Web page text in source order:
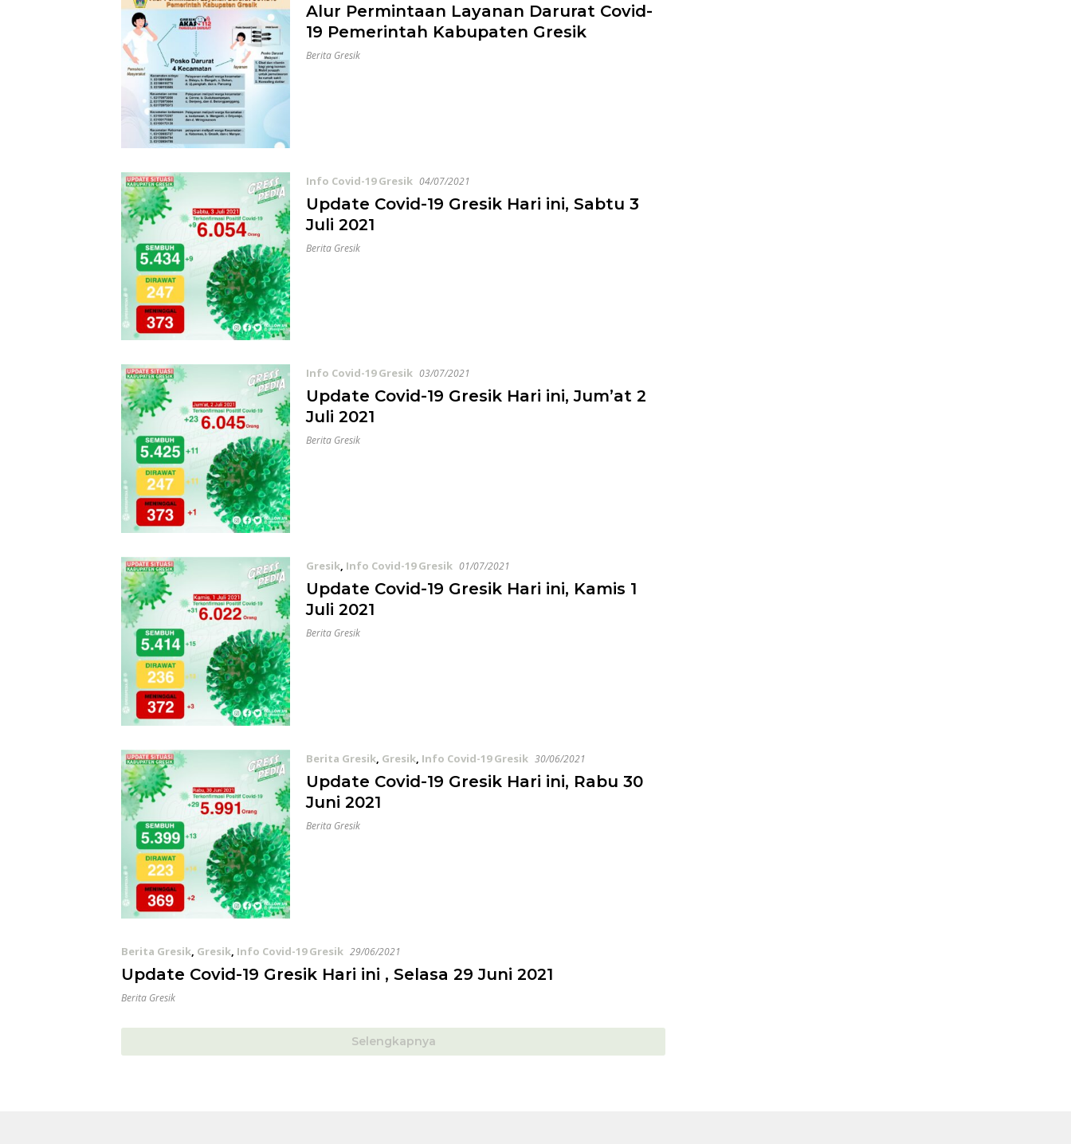
Alur Permintaan Layanan Darurat Covid-
19 Pemerintah Kabupaten Gresik
Berita Gresik
Info Covid-19 Gresik 04/07/2021
Update Covid-19 Gresik Hari ini, Sabtu 3
Juli 2021
Berita Gresik
Info Covid-19 Gresik 03/07/2021
Update Covid-19 Gresik Hari ini, Jum’at 2
Juli 2021
Berita Gresik
Gresik, Info Covid-19 Gresik 01/07/2021
Update Covid-19 Gresik Hari ini, Kamis 1
Juli 2021
Berita Gresik
Berita Gresik, Gresik, Info Covid-19 Gresik 30/06/2021
Update Covid-19 Gresik Hari ini, Rabu 30
Juni 2021
Berita Gresik
Berita Gresik, Gresik, Info Covid-19 Gresik 29/06/2021
Update Covid-19 Gresik Hari ini , Selasa 29 Juni 2021
Berita Gresik
Selengkapnya